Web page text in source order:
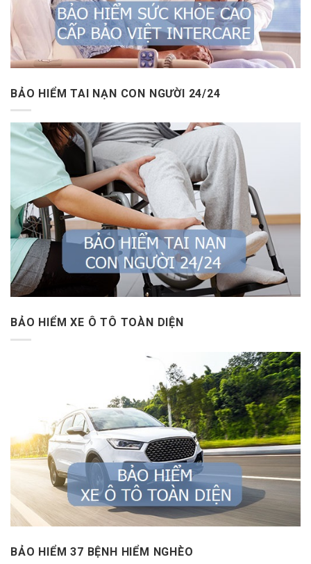
BẢO HIỂM TAI NẠN CON NGƯỜI 24/24
BẢO HIỂM XE Ô TÔ TOÀN DIỆN
BẢO HIỂM 37 BỆNH HIỂM NGHÈO